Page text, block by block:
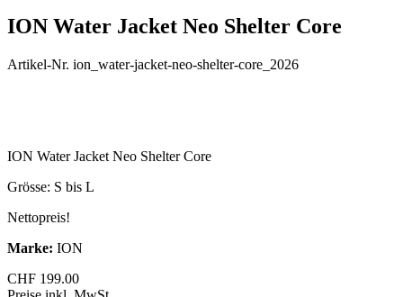
ION Water Jacket Neo Shelter Core
Artikel-Nr. ion_water-jacket-neo-shelter-core_2026
ION Water Jacket Neo Shelter Core
Grösse: S bis L
Nettopreis!
Marke: ION
CHF 199.00